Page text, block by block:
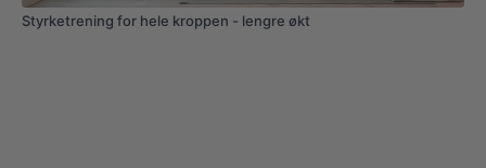
Styrketrening for hele kroppen - lengre økt